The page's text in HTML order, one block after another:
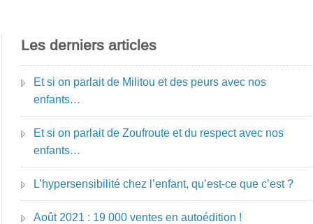
Les derniers articles
Et si on parlait de Militou et des peurs avec nos
enfants…
Et si on parlait de Zoufroute et du respect avec nos
enfants…
L’hypersensibilité chez l’enfant, qu’est-ce que c’est ?
Août 2021 : 19 000 ventes en autoédition !